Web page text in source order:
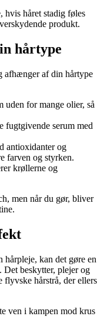
hvis håret stadig føles
produkt.
hårtype
afhænger af din hårtype
uden for mange olier, så
fugtgivende serum med
antioxidanter og
farven og styrken.
krøllerne og
men når du gør, bliver
kan det gøre en
Det beskytter, plejer og
hårstrå, der ellers
ven i kampen mod krus